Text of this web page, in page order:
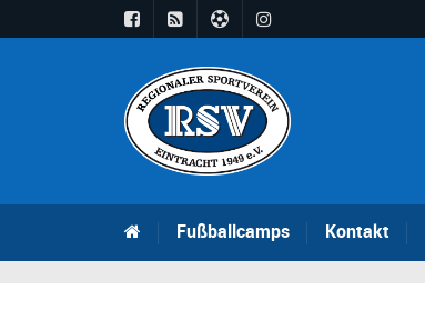
Fußballcamps Kontakt